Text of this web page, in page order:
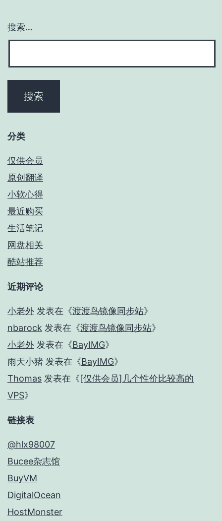
搜索…
分类
仅供会员
原创翻译
小软心得
最近购买
生活笔记
网盘相关
酷站推荐
近期评论
小老外 发表在《渡渡鸟镜像同步站》
nbarock 发表在《渡渡鸟镜像同步站》
小老外 发表在《BayIMG》
雨天小猪 发表在《BayIMG》
Thomas 发表在《[仅供会员]几个性价比较高的
VPS》
链接表
@hlx98007
Bucee杂志馆
BuyVM
DigitalOcean
HostMonster